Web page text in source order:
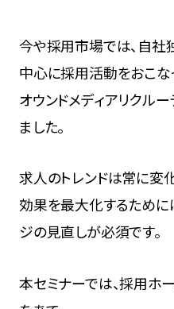
今や採用市場では、自
中心に採用活動をおこな
オウンドメディアリクル
ました。
求人のトレンドは常に変
効果を最大化するため
ジの見直しが必須です。
本セミナーでは、採用ホ